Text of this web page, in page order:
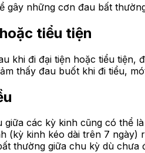
gây những cơn đau bất
tiểu tiện
khi đi đại tiện hoặc tiểu
thấy đau buốt khi đi tiểu,
giữa các kỳ kinh cũng có thể
(kỳ kinh kéo dài trên 7
thường giữa chu kỳ dù chưa